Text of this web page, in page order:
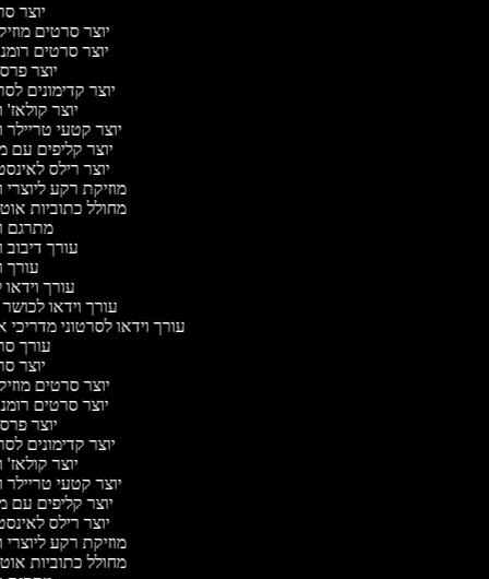
יוצר
יוצר סרטים
יוצר סרטים
יוצר
יוצר קדימונים
יוצר קולאז'
יוצר קטעי טריילר
יוצר קליפים עם
יוצר רילס
מוזיקת רקע ליוצרי
מחולל כתוביות
מתרגם
עורך דיבוב
עורך
עורך וידאו
עורך וידאו לכושר
עורך וידאו לסרטוני מדריכי
עורך
יוצר
יוצר סרטים
יוצר סרטים
יוצר
יוצר קדימונים
יוצר קולאז'
יוצר קטעי טריילר
יוצר קליפים עם
יוצר רילס
מוזיקת רקע ליוצרי
מחולל כתוביות